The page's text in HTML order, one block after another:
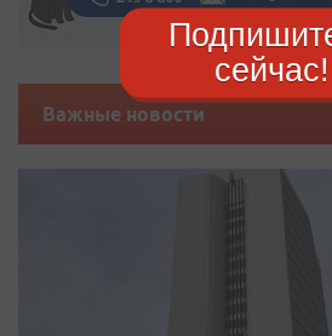
Важные новости
сейчас!